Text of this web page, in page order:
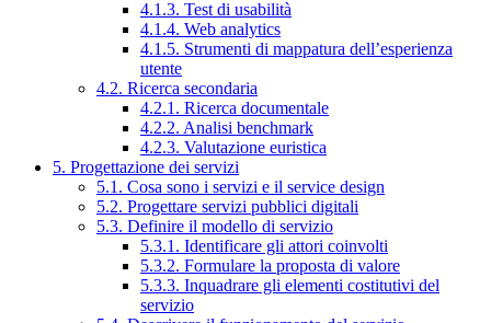
4.1.3. Test di usabilità
4.1.4. Web analytics
4.1.5. Strumenti di mappatura dell’esperienza
utente
4.2. Ricerca secondaria
4.2.1. Ricerca documentale
4.2.2. Analisi benchmark
4.2.3. Valutazione euristica
5. Progettazione dei servizi
5.1. Cosa sono i servizi e il service design
5.2. Progettare servizi pubblici digitali
5.3. Definire il modello di servizio
5.3.1. Identificare gli attori coinvolti
5.3.2. Formulare la proposta di valore
5.3.3. Inquadrare gli elementi costitutivi del
servizio